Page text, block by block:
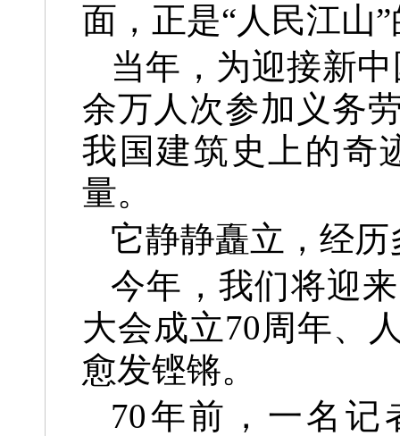
面，正是“人民江山
当年，为迎接新
余万人次参加义务
我国建筑史上的奇
量。
它静静矗立，经
今年，我们将迎
大会成立70周年、
愈发铿锵。
70年前，一名